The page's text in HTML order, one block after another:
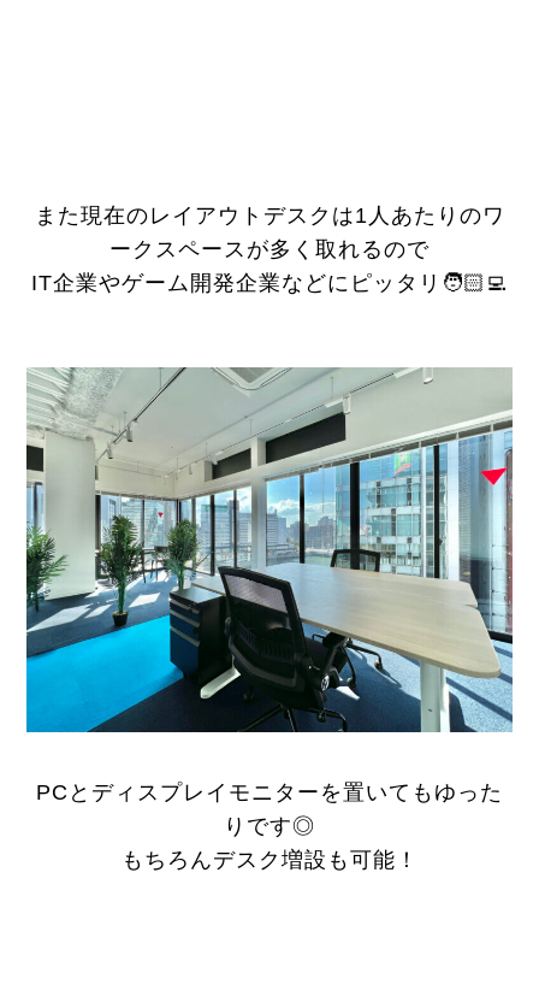
また現在のレイアウトデスクは1人あたりのワ
ークスペースが多く取れるので
IT企業やゲーム開発企業などにピッタリ🧑🏻‍💻
PCとディスプレイモニターを置いてもゆった
りです◎
もちろんデスク増設も可能！